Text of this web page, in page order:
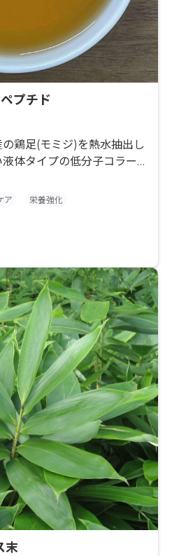
プチド
鶏足(モミジ)を熱水抽出し
体タイプの低分子コラーゲ
) ■本品4gでコラーゲン
■用途に応じ3つの荷姿
袋)をご用意しており
ア
栄養強化
末